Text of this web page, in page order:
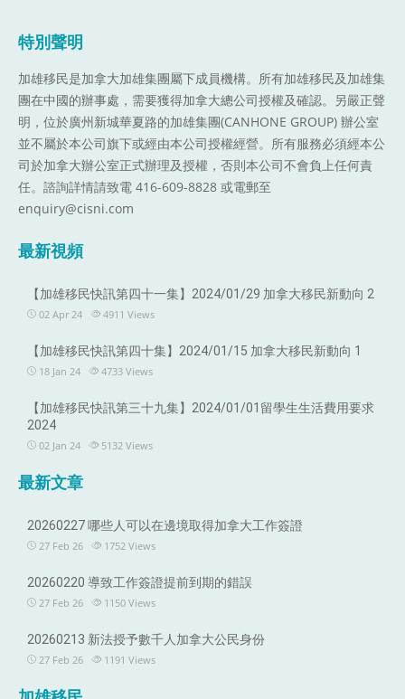
特別聲明
加雄移民是加拿大加雄集團屬下成員機構。 所有加雄移民及加雄集
團在中國的辦事處，需要獲得加拿大總公司授權及確認。另嚴正聲
明，位於廣州新城華夏路的加雄集團(CANHONE GROUP) 辦公室
並不屬於本公司旗下或經由本公司授權經營。所有服務必須經本公
司於加拿大辦公室正式辦理及授權，否則本公司不會負上任何責
任。諮詢詳情請致電 416-609-8828 或電郵至
enquiry@cisni.com
最新視頻
【加雄移民快訊第四十一集】2024/01/29 加拿大移民新動向 2
02 Apr 24 4911 Views
【加雄移民快訊第四十集】2024/01/15 加拿大移民新動向 1
18 Jan 24 4733 Views
【加雄移民快訊第三十九集】2024/01/01留學生生活費用要求
2024
02 Jan 24 5132 Views
最新文章
20260227 哪些人可以在邊境取得加拿大工作簽證
27 Feb 26 1752 Views
20260220 導致工作簽證提前到期的錯誤
27 Feb 26 1150 Views
20260213 新法授予數千人加拿大公民身份
27 Feb 26 1191 Views